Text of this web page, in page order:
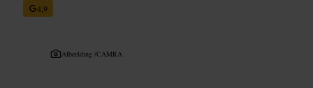
4,9
Afbeelding /CAMRA